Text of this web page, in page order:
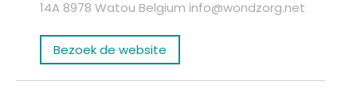
14A 8978 Watou Belgium info@wondzorg.net
Bezoek de website